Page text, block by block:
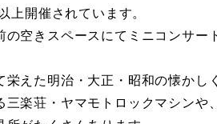
開催されています。
空きスペースにてミニコンサー
えた明治・大正・昭和の懐かし
楽荘・ヤマモトロックマシンや